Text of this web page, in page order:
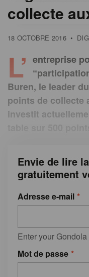
collecte
18 OCTOBRE 2016 •
L’ entreprise
Buren, le leader
points de collecte
investit
Envie de lire
gratuitement
Adresse e-mail
Enter your
Mot de passe